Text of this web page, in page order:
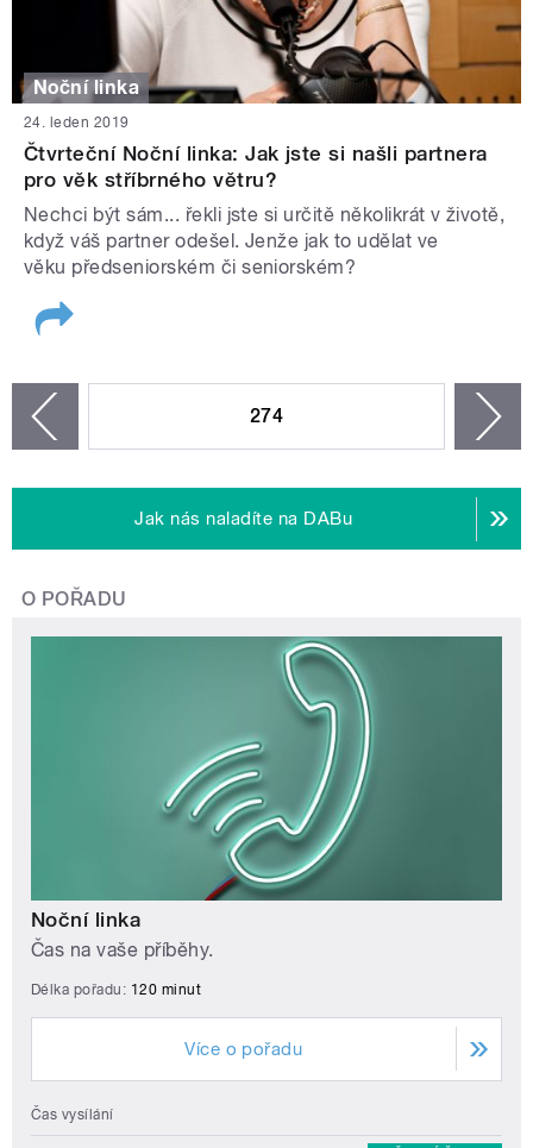
Noční linka
24. leden 2019
Čtvrteční Noční linka: Jak jste si našli partnera
pro věk stříbrného větru?
Nechci být sám... řekli jste si určitě několikrát v životě,
když váš partner odešel. Jenže jak to udělat ve
věku předseniorském či seniorském?
274
Jak nás naladíte na DABu
O POŘADU
Noční linka
Čas na vaše příběhy.
Délka pořadu: 120 minut
Více o pořadu
Čas vysílání